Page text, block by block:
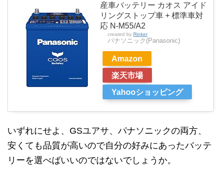
産車バッテリー カオス アイド
リングストップ車 + 標準車対
応 N-M55/A2
created by Rinker
パナソニック(Panasonic)
Amazon
楽天市場
Yahooショッピング
いずれにせよ、GSユアサ、パナソニックの両方、
安くても品質が高いので自分の好みにあったバッテ
リーを選べばいいのではないでしょうか。